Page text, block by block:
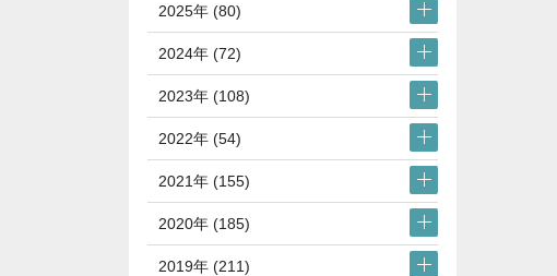
2025年 (80)
2024年 (72)
2023年 (108)
2022年 (54)
2021年 (155)
2020年 (185)
2019年 (211)